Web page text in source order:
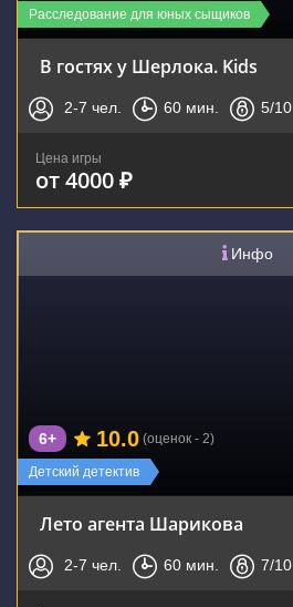
Расследование для юных сыщиков
В гостях у Шерлока. Kids
2-7 чел. 60 мин. 5/10
Цена игры
от 4000 ₽
Инфо
Детский детектив
6+ 10.0 (оценок - 2)
Лето агента Шарикова
2-7 чел. 60 мин. 7/10